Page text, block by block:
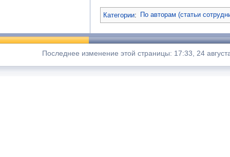
Категории: По авторам (статьи
Последнее изменение этой страницы: 17:33, 24